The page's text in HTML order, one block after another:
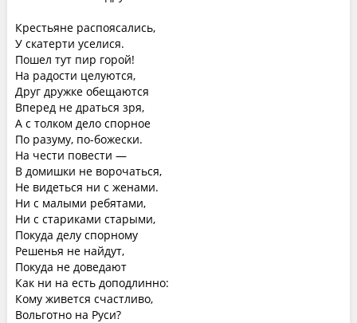
Крестьяне распоясались,
У скатерти уселися.
Пошел тут пир горой!
На радости целуются,
Друг дружке обещаются
Вперед не драться зря,
А с толком дело спорное
По разуму, по-божески.
На чести повести —
В домишки не ворочаться,
Не видеться ни с женами.
Ни с малыми ребятами,
Ни с стариками старыми,
Покуда делу спорному
Решенья не найдут,
Покуда не доведают
Как ни на есть доподлинно:
Кому живется счастливо,
Вольготно на Руси?